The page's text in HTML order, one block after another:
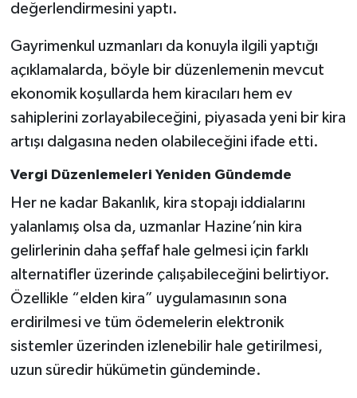
değerlendirmesini yaptı.
Gayrimenkul uzmanları da konuyla ilgili yaptığı
açıklamalarda, böyle bir düzenlemenin mevcut
ekonomik koşullarda hem kiracıları hem ev
sahiplerini zorlayabileceğini, piyasada yeni bir kira
artışı dalgasına neden olabileceğini ifade etti.
Vergi Düzenlemeleri Yeniden Gündemde
Her ne kadar Bakanlık, kira stopajı iddialarını
yalanlamış olsa da, uzmanlar Hazine’nin kira
gelirlerinin daha şeffaf hale gelmesi için farklı
alternatifler üzerinde çalışabileceğini belirtiyor.
Özellikle “elden kira” uygulamasının sona
erdirilmesi ve tüm ödemelerin elektronik
sistemler üzerinden izlenebilir hale getirilmesi,
uzun süredir hükümetin gündeminde.